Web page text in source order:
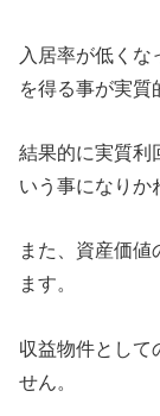
入居率が低くな
を得る事が実質
結果的に実質利
いう事になりか
また、資産価値
ます。
収益物件として
せん。